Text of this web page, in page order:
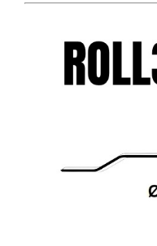
Frais de port offerts en